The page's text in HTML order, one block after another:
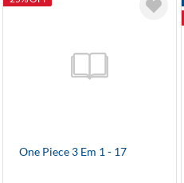
One Piece 3 Em 1 - 17